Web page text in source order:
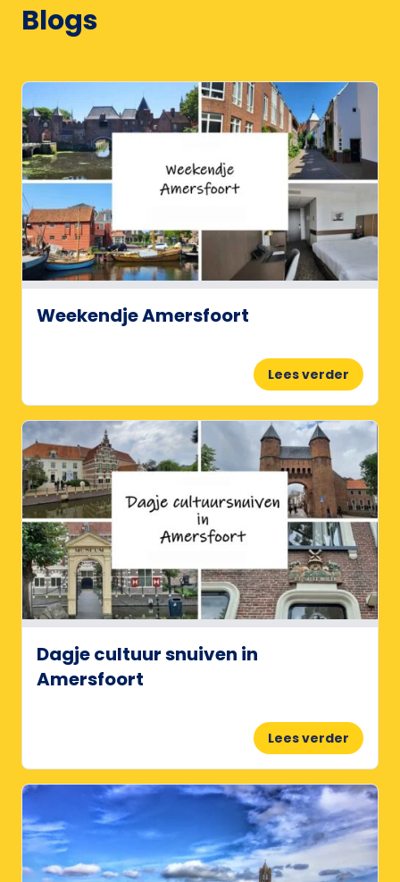
Blogs
Weekendje Amersfoort
Lees verder
Dagje cultuur snuiven in
Amersfoort
Lees verder